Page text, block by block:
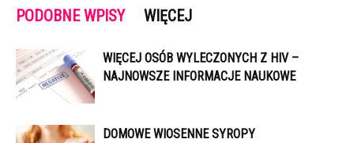
PODOBNE WPISY WIĘCEJ
WIĘCEJ OSÓB WYLECZONYCH Z HIV –
NAJNOWSZE INFORMACJE NAUKOWE
DOMOWE WIOSENNE SYROPY